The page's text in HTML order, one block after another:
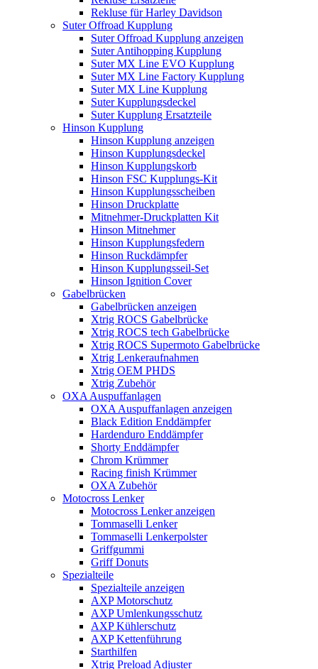
Rekluse für Harley Davidson
Suter Offroad Kupplung
Suter Offroad Kupplung anzeigen
Suter Antihopping Kupplung
Suter MX Line EVO Kupplung
Suter MX Line Factory Kupplung
Suter MX Line Kupplung
Suter Kupplungsdeckel
Suter Kupplung Ersatzteile
Hinson Kupplung
Hinson Kupplung anzeigen
Hinson Kupplungsdeckel
Hinson Kupplungskorb
Hinson FSC Kupplungs-Kit
Hinson Kupplungsscheiben
Hinson Druckplatte
Mitnehmer-Druckplatten Kit
Hinson Mitnehmer
Hinson Kupplungsfedern
Hinson Ruckdämpfer
Hinson Kupplungsseil-Set
Hinson Ignition Cover
Gabelbrücken
Gabelbrücken anzeigen
Xtrig ROCS Gabelbrücke
Xtrig ROCS tech Gabelbrücke
Xtrig ROCS Supermoto Gabelbrücke
Xtrig Lenkeraufnahmen
Xtrig OEM PHDS
Xtrig Zubehör
OXA Auspuffanlagen
OXA Auspuffanlagen anzeigen
Black Edition Enddämpfer
Hardenduro Enddämpfer
Shorty Enddämpfer
Chrom Krümmer
Racing finish Krümmer
OXA Zubehör
Motocross Lenker
Motocross Lenker anzeigen
Tommaselli Lenker
Tommaselli Lenkerpolster
Griffgummi
Griff Donuts
Spezialteile
Spezialteile anzeigen
AXP Motorschutz
AXP Umlenkungsschutz
AXP Kühlerschutz
AXP Kettenführung
Starthilfen
Xtrig Preload Adjuster